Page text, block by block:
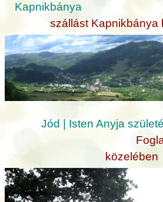
Kapnikbánya
szállást Kapnikbánya
Jód | Isten Anyja
közelében